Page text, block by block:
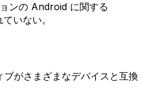
ンの Android に関する
いない。
がさまざまなデバイスと互換